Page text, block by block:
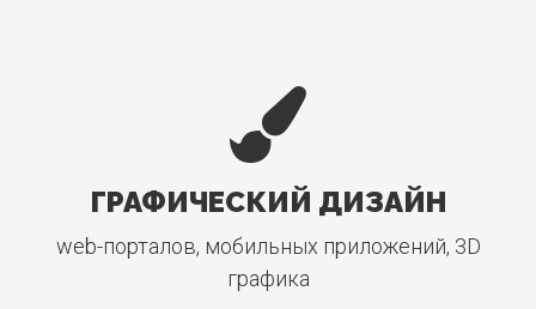
ГРАФИЧЕСКИЙ ДИЗАЙН
web-порталов, мобильных приложений, 3D
графика